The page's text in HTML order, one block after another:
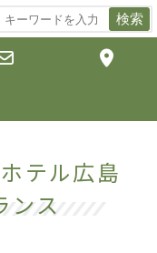
検索

ホテル広島
ンス